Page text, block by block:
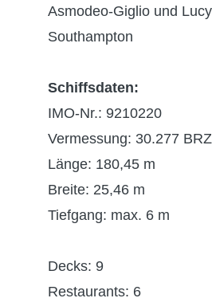
Asmodeo-Giglio und
Southampton
Schiffsdaten:
IMO-Nr.: 9210220
Vermessung: 30.277 BRZ
Länge: 180,45 m
Breite: 25,46 m
Tiefgang: max. 6 m
Decks: 9
Restaurants: 6